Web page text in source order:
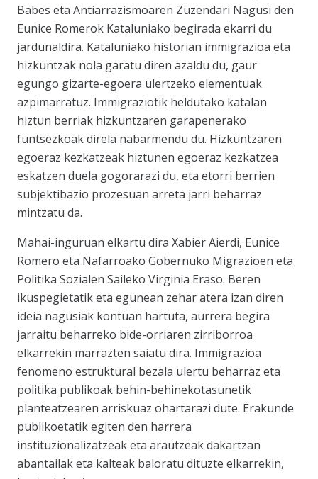
Babes eta Antiarrazismoaren Zuzendari Nagusi den
Eunice Romerok Kataluniako begirada ekarri du
jardunaldira. Kataluniako historian immigrazioa eta
hizkuntzak nola garatu diren azaldu du, gaur
egungo gizarte-egoera ulertzeko elementuak
azpimarratuz. Immigraziotik heldutako katalan
hiztun berriak hizkuntzaren garapenerako
funtsezkoak direla nabarmendu du. Hizkuntzaren
egoeraz kezkatzeak hiztunen egoeraz kezkatzea
eskatzen duela gogorarazi du, eta etorri berrien
subjektibazio prozesuan arreta jarri beharraz
mintzatu da.
Mahai-inguruan elkartu dira Xabier Aierdi, Eunice
Romero eta Nafarroako Gobernuko Migrazioen eta
Politika Sozialen Saileko Virginia Eraso. Beren
ikuspegietatik eta egunean zehar atera izan diren
ideia nagusiak kontuan hartuta, aurrera begira
jarraitu beharreko bide-orriaren zirriborroa
elkarrekin marrazten saiatu dira. Immigrazioa
fenomeno estruktural bezala ulertu beharraz eta
politika publikoak behin-behinekotasunetik
planteatzearen arriskuaz ohartarazi dute. Erakunde
publikoetatik egiten den harrera
instituzionalizatzeak eta arautzeak dakartzan
abantailak eta kalteak baloratu dituzte elkarrekin,